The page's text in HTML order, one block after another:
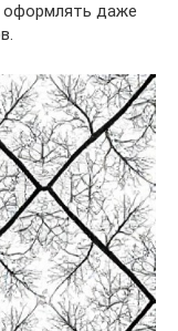
оформлять даже